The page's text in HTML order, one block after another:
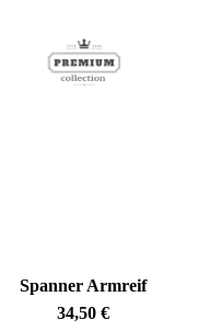
Spanner Armreif
34,50€